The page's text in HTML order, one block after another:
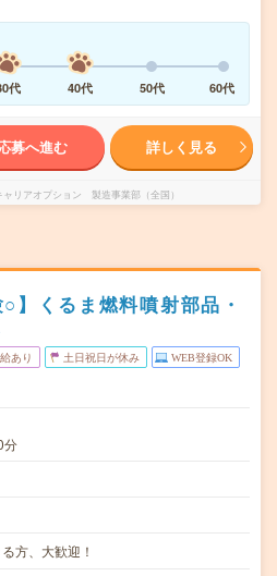
代 40代 50代 60代
募へ進む 詳しく見る
リアオプション 製造事業部（全国）
】くるま燃料噴射部品・
あり 土日祝日が休み WEB登録OK
分
方、大歓迎！